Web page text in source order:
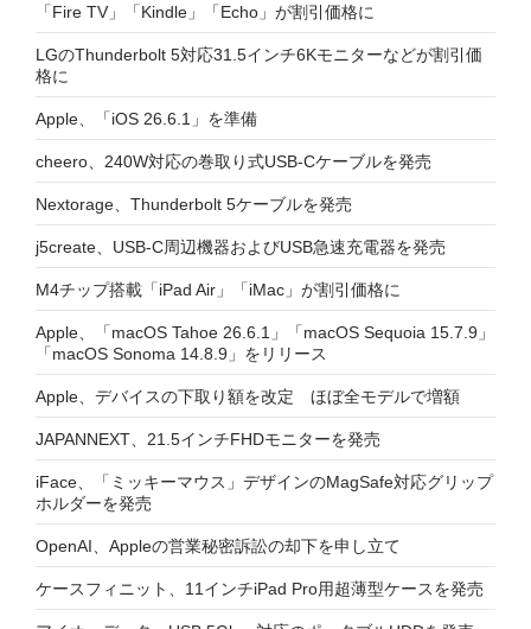
「Fire TV」「Kindle」「Echo」が割引価格に
LGのThunderbolt 5対応31.5インチ6Kモニターなどが割引価
格に
Apple、「iOS 26.6.1」を準備
cheero、240W対応の巻取り式USB-Cケーブルを発売
Nextorage、Thunderbolt 5ケーブルを発売
j5create、USB-C周辺機器およびUSB急速充電器を発売
M4チップ搭載「iPad Air」「iMac」が割引価格に
Apple、「macOS Tahoe 26.6.1」「macOS Sequoia 15.7.9」
「macOS Sonoma 14.8.9」をリリース
Apple、デバイスの下取り額を改定 ほぼ全モデルで増額
JAPANNEXT、21.5インチFHDモニターを発売
iFace、「ミッキーマウス」デザインのMagSafe対応グリップ
ホルダーを発売
OpenAI、Appleの営業秘密訴訟の却下を申し立て
ケースフィニット、11インチiPad Pro用超薄型ケースを発売